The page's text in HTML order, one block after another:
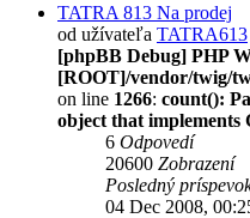
TATRA 813 Na prodej
od užívateľa TATRA613
[phpBB Debug] PHP
[ROOT]/vendor/twig/
on line 1266: count():
object that implements
6 Odpovedí
20600 Zobrazení
Posledný
04 Dec 2008,